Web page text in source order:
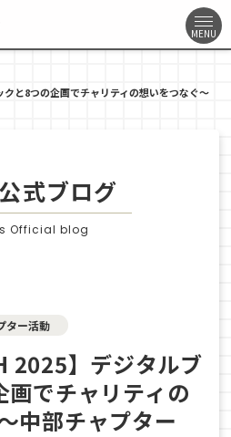
クと8つの企画でチャリティの想いをつなぐ～
式ブログ
Official blog
ター活動
2025】デジタルブ
画でチャリティの
中部チャプター